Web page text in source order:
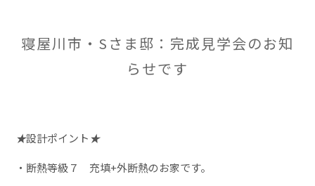
寝屋川市・Sさま邸：完成見学会のお知
らせです
★設計ポイント★
・断熱等級７ 充填+外断熱のお家です。